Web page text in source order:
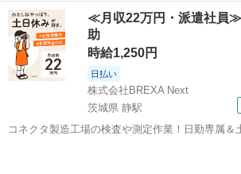
埼玉 戸田市 戸田駅 その他 電動歯
≪月収22万円・派遣社員
助
時給1,250円
日払い
株式会社BREXA Next
茨城県 静駅
コネクタ製造工場の検査や測定作業！日勤専属＆